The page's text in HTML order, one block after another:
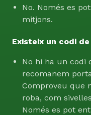
No. Només es
mitjons.
Existeix un codi
No hi ha un codi
recomanem
Comproveu que
roba, com
Només es pot